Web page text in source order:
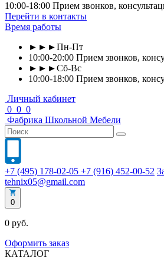
10:00-18:00 Прием звонков,
Перейти в контакты
Время работы
►►►Пн-Пт
10:00-20:00 Прием звонков,
►►►Сб-Вс
10:00-18:00 Прием звонков,
Личный кабинет
0 0 0
Фабрика Школьной Мебели
+7 (495) 178-02-05 +7 (916) 452-00-52
tehnix05@gmail.com
0
0 руб.
Оформить заказ
КАТАЛОГ